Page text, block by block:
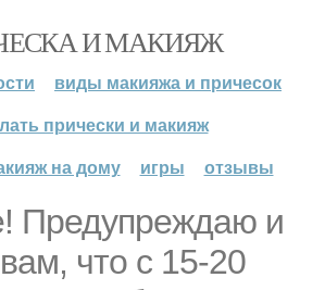
И МАКИЯЖ
виды макияжа и причесок
прически и макияж
на дому
игры отзывы
Предупреждаю и
что с 15-20